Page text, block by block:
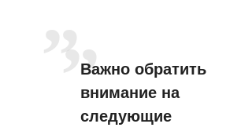
Важно обратить
внимание на
следующие